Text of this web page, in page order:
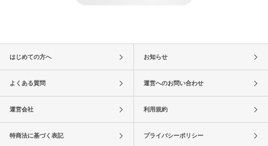
はじめての方へ お知らせ
よくある質問 運営へのお問い合わせ
運営会社 利用規約
特商法に基づく表記 プライバシーポリシー